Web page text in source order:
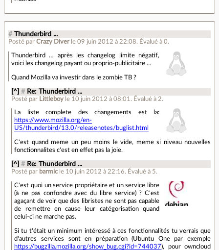
# Thunderbird ...
Posté par Crazy Diver le 09 juin 2012 à 22:08. Évalué à 0.
Thunderbird … après les changelog limite négatif,
voici les changelog payant ou proprio-publicitaire …
Quand Mozilla va investir dans le zombie TB ?
[^] # Re: Thunderbird ...
Posté par Littleboy le 10 juin 2012 à 08:01 . Évalué à 2.
La liste complete des changements est la:
https://www.mozilla.org/en-
US/thunderbird/13.0/releasenotes/buglist.html
C'est quand meme un peu moins le vide, meme si niveau nouvelles
fonctionnalites c'est en effet pas la joie.
[^] # Re: Thunderbird ...
Posté par barmic le 10 juin 2012 à 22:16. Évalué à 5.
C'est quoi un service propriétaire et un service libre
(à ne pas confondre avec du libre service) ? C'est
agaçant de voir que des libristes ne sont pas capable
de remettre en cause leur catégorisation quand
celui-ci ne marche pas.
Si tu t'était un minimum intéressé à ces fonctionnalités tu verrais que
d'autres services sont en préparation (Ubuntu One par exemple
https://bugzilla.mozilla.org/show_bug.cgi?id=744037), pour owncloud